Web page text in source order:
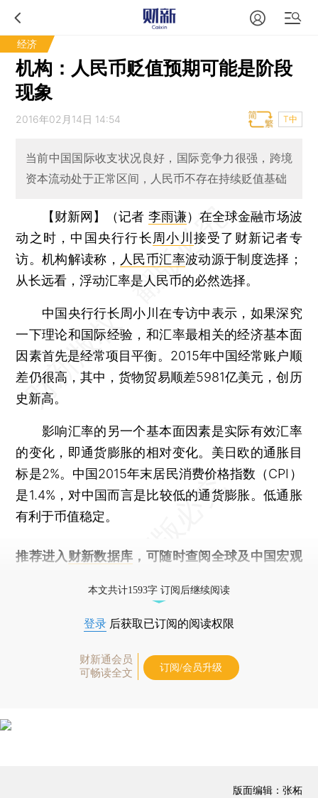
经济
机构：人民币贬值预期可能是阶段
现象
2016年02月14日 14:54 T中
当前中国国际收支状况良好，国际竞争力很强，跨境
资本流动处于正常区间，人民币不存在持续贬值基础
【财新网】（记者 李雨谦） 在全球金融市场波
动之时，中国央行行长周小川 接受了财新记者专
访。机构解读称， 人民币汇率波动源于制度选择；
从长远看，浮动汇率是人民币的必然选择。
中国央行行长周小川在专访中表示，如果深究
一下理论和国际经验，和汇率最相关的经济基本面
因素首先是经常项目平衡。2015年中国经常账户顺
差仍很高，其中，货物贸易顺差5981亿美元，创历
史新高。
影响汇率的另一个基本面因素是实际有效汇率
的变化，即通货膨胀的相对变化。美日欧的通胀目
标是2%。中国2015年末居民消费价格指数（CPI）
是1.4%，对中国而言是比较低的通货膨胀。低通胀
有利于币值稳定。
推荐进入 财新数据库 ，可随时查阅全球及中国宏观
本文共计1593字 订阅后继续阅读
登录 后获取已订阅的阅读权限
财新通会员
可畅读全文
订阅/会员升级
版面编辑：张柘